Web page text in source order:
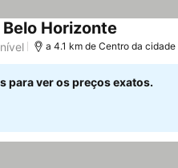
Horizonte
a 4.1 km de Centro da cidade
para ver os preços exatos.